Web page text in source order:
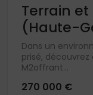
Terrain
(Haute-
Dans un
prisé,
M2offrant...
270 000 €